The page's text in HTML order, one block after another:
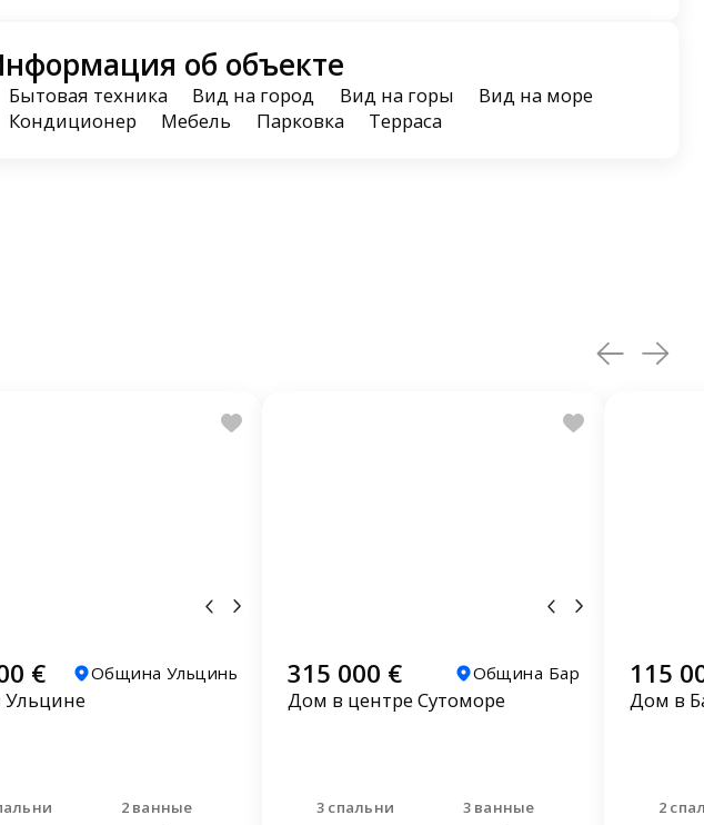
об объекте
Бытовая техника Вид на город Вид на горы
Вид на море
Кондиционер
Мебель Парковка Терраса
€ Община Ульцинь
2 ванные
315 000 € Община Бар
Дом в центре Сутоморе
3 спальни
3 ванные
115
Дом в
2